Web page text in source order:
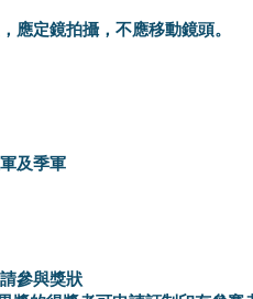
應定鏡拍攝，不應移動鏡頭。
及季軍
參與獎狀